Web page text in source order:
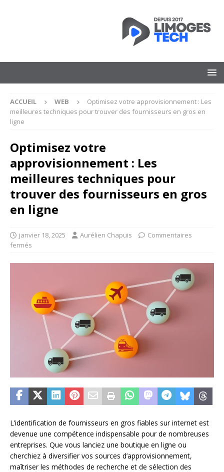
ACCUEIL WEB
Optimisez votre approvisionnement : Les
meilleures techniques pour trouver des fournisseurs en gros en
ligne
Optimisez votre
approvisionnement : Les
meilleures techniques pour
trouver des fournisseurs en gros
en ligne
janvier 18, 2025 Aurélien Chapuis
Commentaires
fermés
L’identification de fournisseurs en gros fiables sur internet est
devenue une compétence indispensable pour de nombreuses
entreprises. Que vous lanciez une boutique en ligne ou
cherchiez à diversifier vos sources d’approvisionnement,
maîtriser les méthodes de recherche et de sélection des